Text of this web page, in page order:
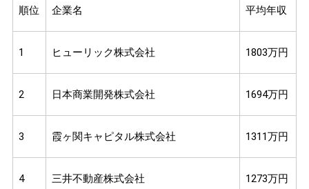
順位 企業名 平均年収
1 ヒューリック株式会社 1803万円
2 日本商業開発株式会社 1694万円
3 霞ヶ関キャピタル株式会社 1311万円
4 三井不動産株式会社 1273万円